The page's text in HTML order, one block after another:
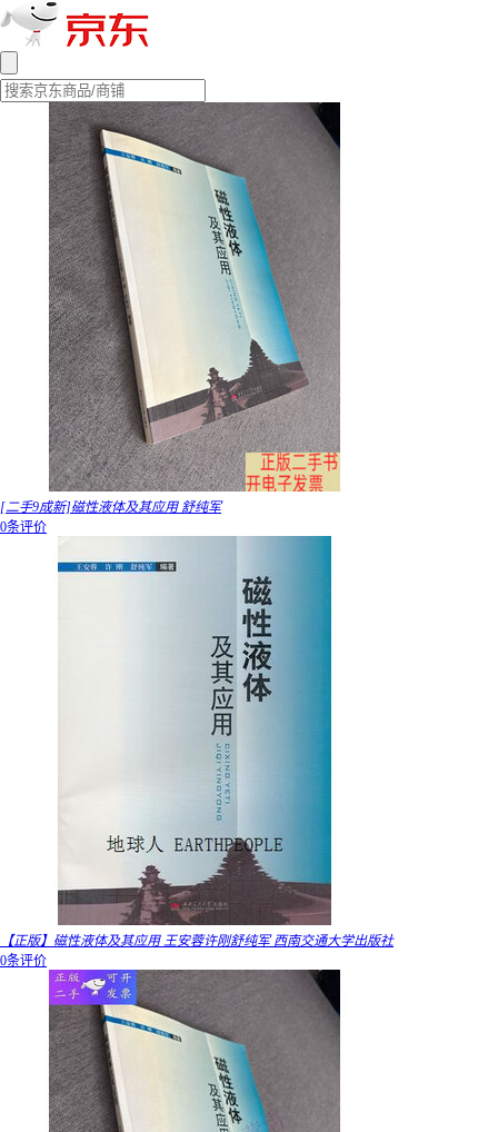
[二手9成新]磁性液体及其应用 舒纯军
0条评价
【正版】磁性液体及其应用 王安蓉许刚舒纯军 西南交通大学出版社
0条评价